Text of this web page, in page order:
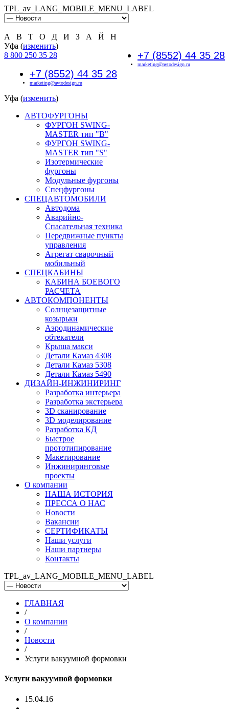
TPL_av_LANG_MOBILE_MENU_LABEL
А В Т О Д И З А Й Н
+7 (8552) 44 35 28
marketing@avtodesign.ru
Уфа (изменить)
8 800 250 35 28
+7 (8552) 44 35 28
marketing@avtodesign.ru
Уфа (изменить)
АВТОФУРГОНЫ
ФУРГОН SWING-
MASTER тип "B"
ФУРГОН SWING-
MASTER тип "S"
Изотермические
фургоны
Модульные фургоны
Спецфургоны
СПЕЦАВТОМОБИЛИ
Автодома
Аварийно-
Спасательная техника
Передвижные пункты
управления
Агрегат сварочный
мобильный
СПЕЦКАБИНЫ
КАБИНА БОЕВОГО
РАСЧЕТА
АВТОКОМПОНЕНТЫ
Солнцезащитные
козырьки
Аэродинамические
обтекатели
Крыша макси
Детали Камаз 4308
Детали Камаз 5308
Детали Камаз 5490
ДИЗАЙН-ИНЖИНИРИНГ
Разработка интерьера
Разработка экстерьера
3D сканирование
3D моделирование
Разработка КД
Быстрое
прототипирование
Макетирование
Инжиниринговые
проекты
О компании
НАША ИСТОРИЯ
ПРЕССА О НАС
Новости
Вакансии
СЕРТИФИКАТЫ
Наши услуги
Наши партнеры
Контакты
TPL_av_LANG_MOBILE_MENU_LABEL
ГЛАВНАЯ
/
О компании
/
Новости
/
Услуги вакуумной формовки
Услуги вакуумной формовки
15.04.16